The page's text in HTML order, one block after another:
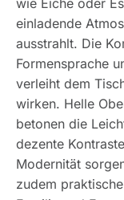
wie Eiche oder
einladende
ausstrahlt. Die
Formensprache
verleiht dem
wirken. Helle
betonen die
dezente
Modernität
zudem